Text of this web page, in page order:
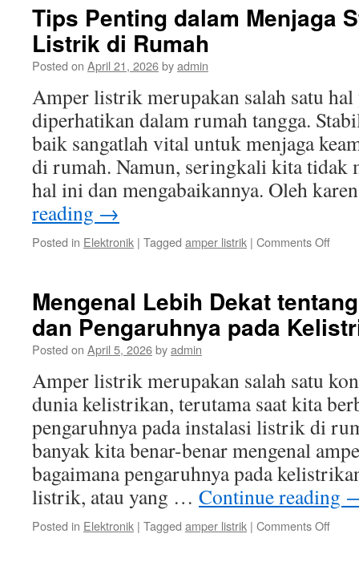
itu,
Tips Penting dalam Menjaga
Listrik di Rumah
Posted on April 21, 2026byadmin
Amper listrik merupakan salah satu
diperhatikan dalam rumah tangga.
baik sangatlah vital untuk menjaga
di rumah. Namun, seringkali kita tidak
hal ini dan mengabaikannya. Oleh
reading →
Posted in Elektronik | Tagged amper listrik | Comments Offon
Mengenal Lebih Dekat
dan Pengaruhnya pada
Posted on April 5, 2026byadmin
Amper listrik merupakan salah satu
dunia kelistrikan, terutama saat kita
pengaruhnya pada instalasi listrik di
banyak kita benar-benar mengenal
bagaimana pengaruhnya pada
listrik, atau yang … Continue reading
Posted in Elektronik | Tagged amper listrik | Comments Offon